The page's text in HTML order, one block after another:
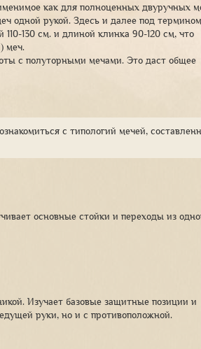
как для полноценных двуручных
одной рукой. Здесь и далее под термином
130 см. и длиной клинка 90-120 см, что
меч.
с полуторными мечами. Это даст общее
с типологий мечей,
основные стойки и переходы из
Изучает базовые защитные позиции и
руки, но и с противоположной.